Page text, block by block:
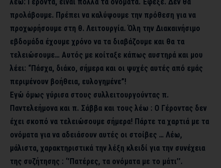
προλάβουμε. Πρέπει να καλύψουμε την πρόθεση για να
προχωρήσουμε στη θ. Λειτουργία. Όλη την Διακαινήσιμο
εβδομάδα έχουμε χρόνο να τα διαβάζουμε και θα τα
τελειώσουμε… Αυτός με κοίταξε κάπως αυστηρά και μου
λέει: “Πάσχα, διάκο, σήμερα και οι ψυχές αυτές από εμάς
περιμένουν βοήθεια, ευλογημένε”!
Εγώ όμως γύρισα στους συλλειτουργούντας π.
Παντελεήμονα και π. Σάββα και τους λέω : Ο Γέροντας δεν
έχει σκοπό να τελειώσουμε σήμερα! Πάρτε τα χαρτιά με τα
ονόματα για να αδειάσουν αυτές οι στοίβες … Λέω,
μάλιστα, χαρακτηριστικά την λέξη κλειδί για την συνέχεια
της συζήτησης : ‘’Πατέρες, τα ονόματα με το μάτι’’.